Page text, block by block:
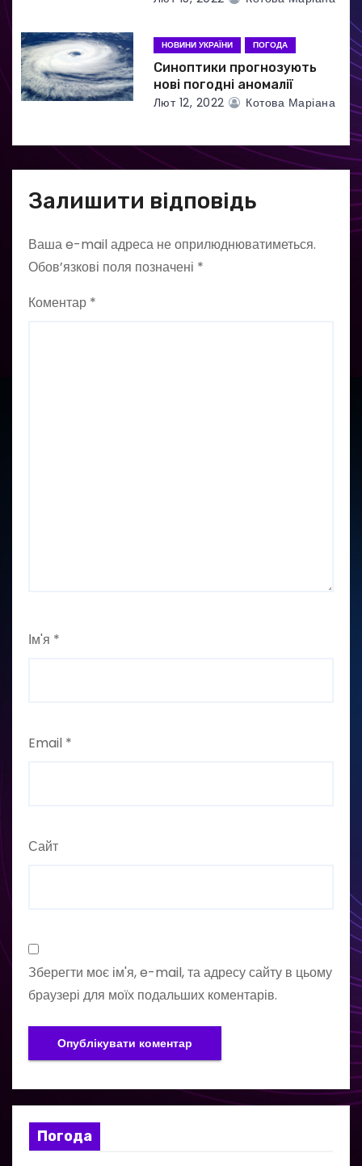
в
НОВИНИ УКРАЇНИ ПОГОДА
Синоптики прогнозують
нові погодні аномалії
Лют 12, 2022 Котова Маріана
Залишити відповідь
Ваша e-mail адреса не оприлюднюватиметься.
Обов’язкові поля позначені *
Коментар *
Ім'я *
Email *
Сайт
Зберегти моє ім'я, e-mail, та адресу сайту в цьому
браузері для моїх подальших коментарів.
Погода